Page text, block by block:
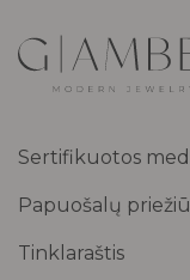
Sertifikuotos
Papuošalų
Tinklaraštis